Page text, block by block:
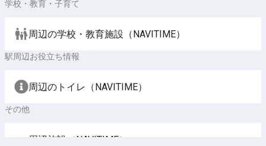
学校・教育・子育て
周辺の学校・教育施設（NAVITIME）
駅周辺お役立ち情報
周辺のトイレ（NAVITIME）
その他
周辺施設（NAVITIME）